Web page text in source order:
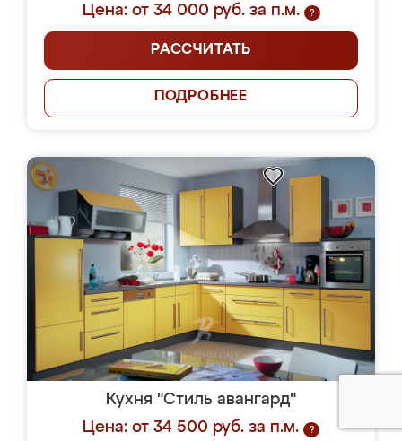
Цена: от 34 000 руб. за п.м.
?
РАССЧИТАТЬ
ПОДРОБНЕЕ
Кухня "Стиль авангард"
Цена: от 34 500 руб. за п.м.
?